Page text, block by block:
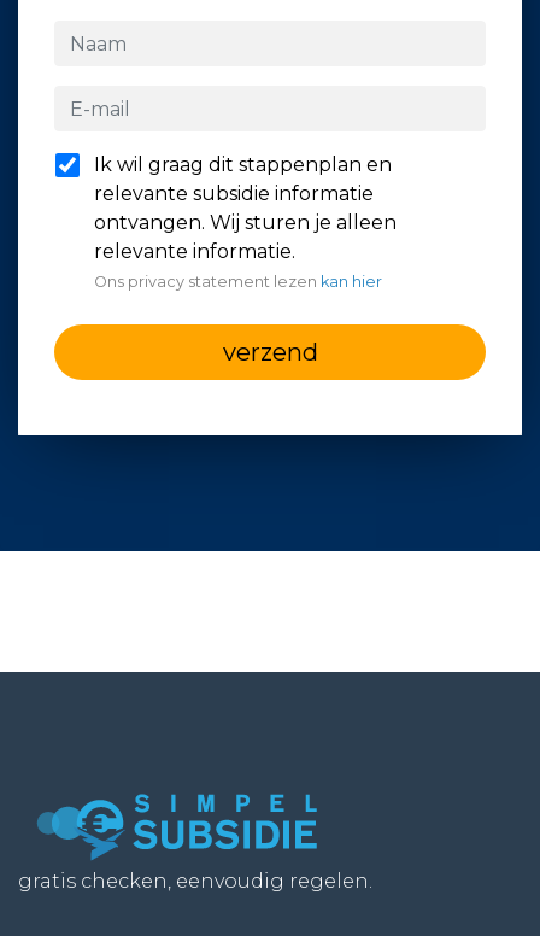
Ik wil graag dit stappenplan en
relevante subsidie informatie
ontvangen. Wij sturen je alleen
relevante informatie.
Ons privacy statement lezen kan hier
verzend
gratis checken, eenvoudig regelen.